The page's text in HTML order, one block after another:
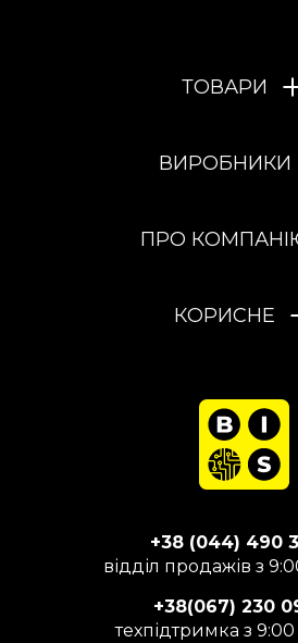
ТОВАРИ
ВИРОБНИКИ
ПРО
КОРИСНЕ
+38 (044) 490
відділ продажів з
+38(067) 230
техпідтримка з